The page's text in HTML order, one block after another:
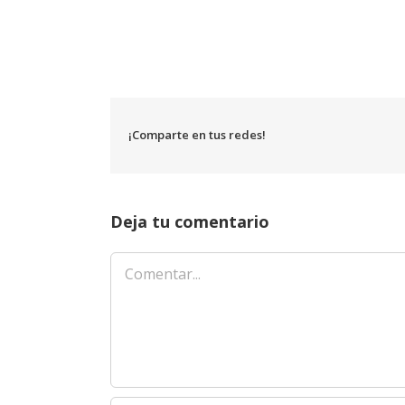
¡Comparte en tus redes!
Deja tu comentario
Comentar